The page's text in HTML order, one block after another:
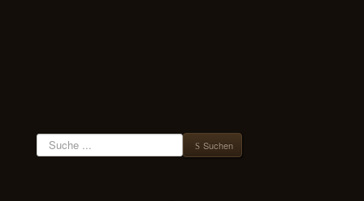
Suchen Suchen